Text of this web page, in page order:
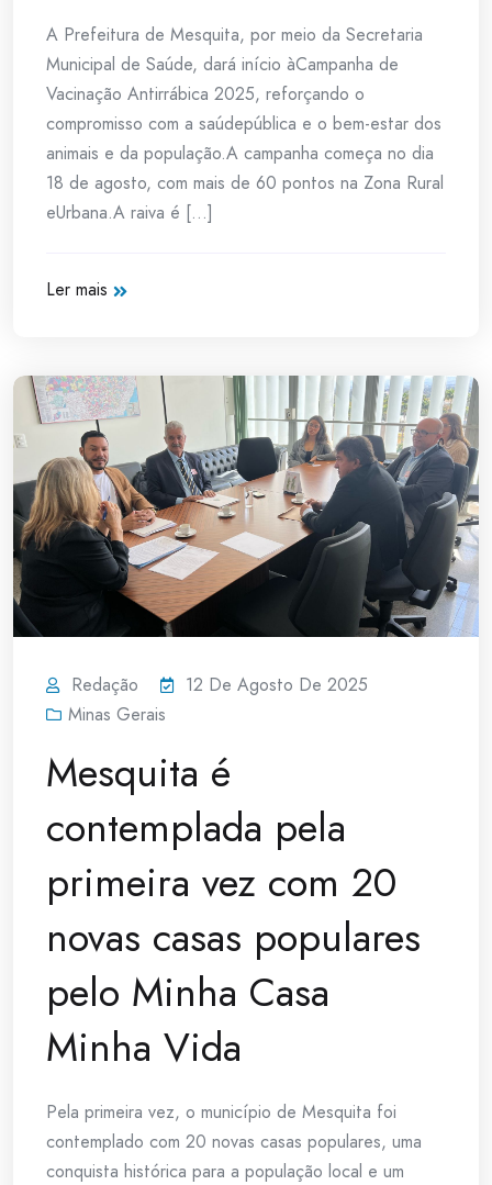
A Prefeitura de Mesquita, por meio da Secretaria
Municipal de Saúde, dará início àCampanha de
Vacinação Antirrábica 2025, reforçando o
compromisso com a saúdepública e o bem-estar dos
animais e da população.A campanha começa no dia
18 de agosto, com mais de 60 pontos na Zona Rural
eUrbana.A raiva é [...]
Ler mais
Redação
12 De Agosto De 2025
Minas Gerais
Mesquita é
contemplada pela
primeira vez com 20
novas casas populares
pelo Minha Casa
Minha Vida
Pela primeira vez, o município de Mesquita foi
contemplado com 20 novas casas populares, uma
conquista histórica para a população local e um